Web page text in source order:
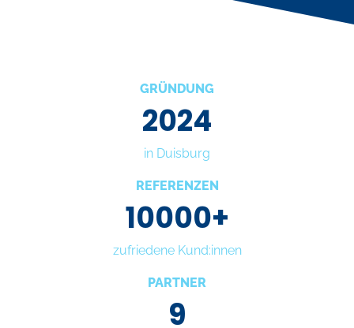
GRÜNDUNG
2024
in Duisburg
REFERENZEN
10000+
zufriedene Kund:innen
PARTNER
9